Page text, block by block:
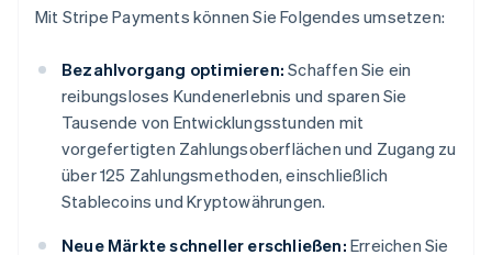
Mit Stripe Payments können Sie Folgendes umsetzen:
Bezahlvorgang optimieren: Schaffen Sie ein
reibungsloses Kundenerlebnis und sparen Sie
Tausende von Entwicklungsstunden mit
vorgefertigten Zahlungsoberflächen und Zugang zu
über 125 Zahlungsmethoden, einschließlich
Stablecoins und Kryptowährungen.
Neue Märkte schneller erschließen: Erreichen Sie